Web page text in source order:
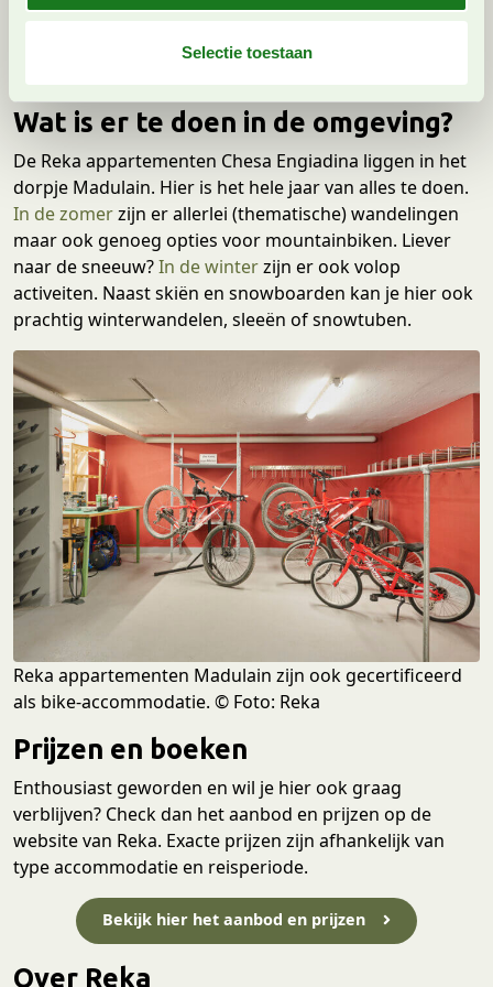
gebruiken.
t
e
Selectie toestaan
Wat is er te doen in de omgeving?
De Reka appartementen Chesa Engiadina liggen in het
dorpje Madulain. Hier is het hele jaar van alles te doen.
In de zomerzijn er allerlei (thematische) wandelingen
maar ook genoeg opties voor mountainbiken. Liever
naar de sneeuw?In de winterzijn er ook volop
activeiten. Naast skiën en snowboarden kan je hier ook
prachtig winterwandelen, sleeën of snowtuben.
Reka appartementen Madulain zijn ook gecertificeerd
als bike-accommodatie. © Foto: Reka
Prijzen en boeken
Enthousiast geworden en wil je hier ook graag
verblijven? Check dan het aanbod en prijzen op de
website van Reka. Exacte prijzen zijn afhankelijk van
type accommodatie en reisperiode.
Bekijk hier het aanbod en prijzen
Over Reka